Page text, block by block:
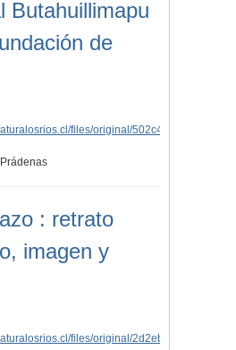
Butahuillimapu
de
: retrato
imagen y